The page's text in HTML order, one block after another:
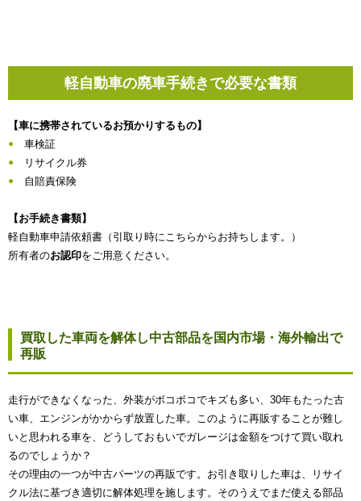
軽自動車の廃車手続きで必要な書類
【車に携帯されているお預かりするもの】
車検証
リサイクル券
自賠責保険
【お手続き書類】
軽自動車申請依頼書（引取り時にこちらからお持ちします。）
所有者のお認印をご用意ください。
買取した車両を解体し中古部品を国内市場・海外輸出で
再販
走行ができなくなった、外装がボコボコでキズも多い、30年もたった古
い車、エンジンがかからず放置した車。このように再販することが難し
いと思われる車を、どうしておもいでガレージは金額をつけて買い取れ
るのでしょうか？
その理由の一つが中古パーツの再販です。お引き取りした車は、リサイ
クル法に基づき適切に解体処理を施します。そのうえでまだ使える部品